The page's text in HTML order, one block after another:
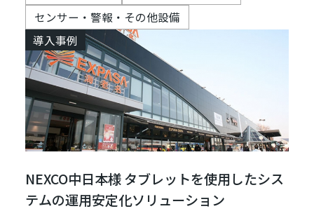
センサー・警報・その他設備
導入事例
NEXCO中日本様 タブレットを使用したシス
テムの運用安定化ソリューション